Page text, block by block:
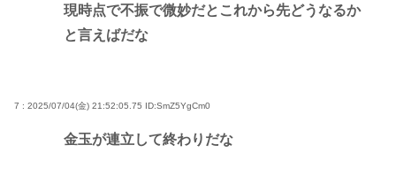
現時点で不振で微妙だとこれから先どうなるか
と言えばだな
7 : 2025/07/04(金) 21:52:05.75 ID:SmZ5YgCm0
金玉が連立して終わりだな